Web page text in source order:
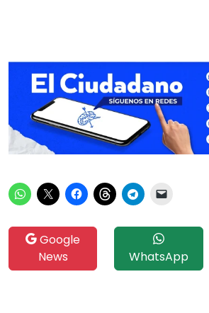
Google
News
WhatsApp